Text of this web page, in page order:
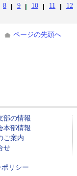
12
11
10
9
8
ページの先頭へ
部の情報
本部情報
ご案内
せ
リシー